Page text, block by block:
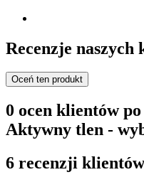
Recenzje naszych
Oceń ten produkt
0 ocen klientów
Aktywny tlen -
6 recenzji